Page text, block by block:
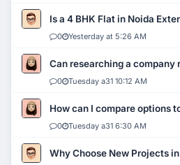
Is a 4 BHK Flat in Noida
0 Yesterday at 5:26 AM
Can researching a
0 Tuesday a31 10:12 AM
How can I compare options
0 Tuesday a31 6:30 AM
Why Choose New Projects